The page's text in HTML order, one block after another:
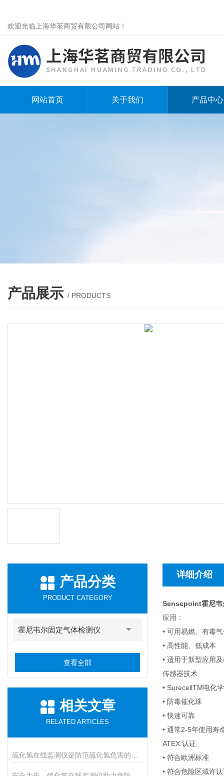
欢迎光临上海华茗商贸有限公司网站！
网站首页 关于我们 产品中心
产品展示 / PRODUCTS
产品分类
PRODUCT CATEGORY
霍尼韦尔固定气体检测仪
查看全部
相关文章
RELATED ARTICLES
详细介绍
Sensepoint霍尼韦
应用：
• 可用易燃、有毒
• 高性能、低成本
• 适用于新型应用
传感器技术
• SurecellTM电化
• 防毒催化珠
• 快速可靠
• 通常2-5年使用寿
ATEX 认证
• 符合欧洲标准
• 符合危险区域许